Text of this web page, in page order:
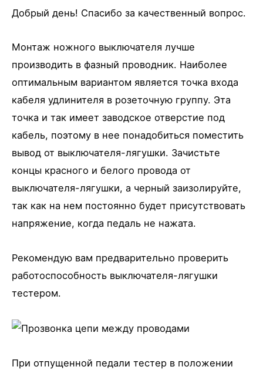
Добрый день! Спасибо за качественный вопрос.
Монтаж ножного выключателя лучше
производить в фазный проводник. Наиболее
оптимальным вариантом является точка входа
кабеля удлинителя в розеточную группу. Эта
точка и так имеет заводское отверстие под
кабель, поэтому в нее понадобиться поместить
вывод от выключателя-лягушки. Зачистьте
концы красного и белого провода от
выключателя-лягушки, а черный заизолируйте,
так как на нем постоянно будет присутствовать
напряжение, когда педаль не нажата.
Рекомендую вам предварительно проверить
работоспособность выключателя-лягушки
тестером.
При отпущенной педали тестер в положении